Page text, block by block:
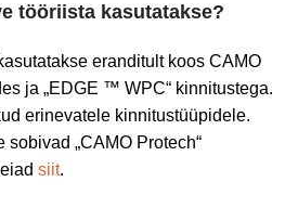
tööriista kasutatakse?
eranditult koos CAMO
ja „EDGE ™ WPC“ kinnitustega.
erinevatele kinnitustüüpidele.
„CAMO Protech“
siit.